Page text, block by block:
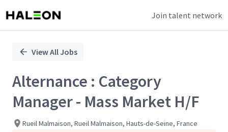
Join talent network
PositionView All Jobs
Alternance : Category
Manager - Mass Market H/F
Rueil Malmaison, Rueil Malmaison, Hauts-de-Seine, France